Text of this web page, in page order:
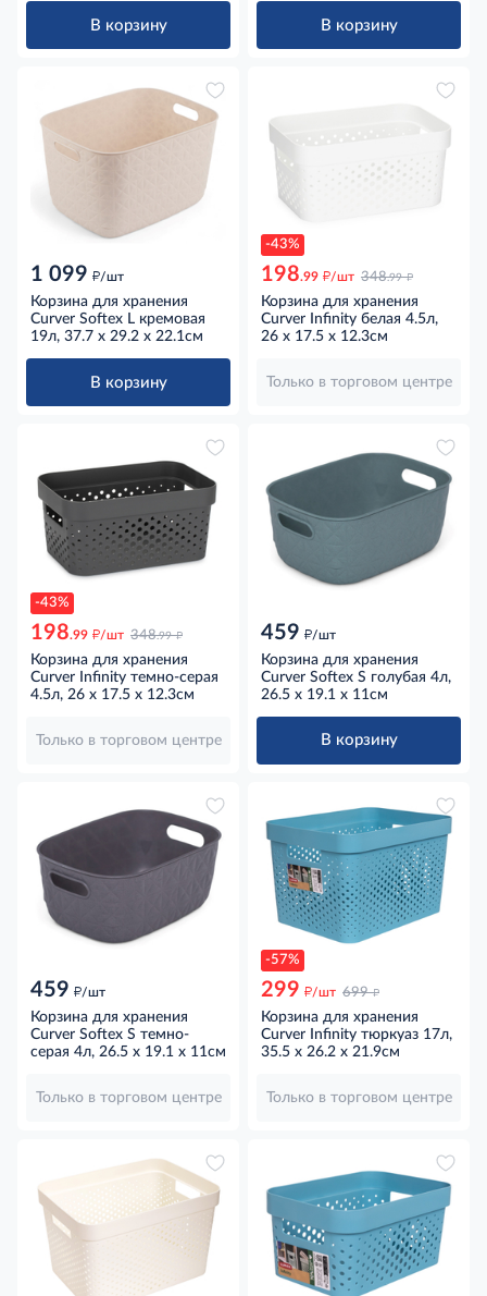
В корзину В корзину
1 099 д/шт
Корзина для хранения
Curver Softex L кремовая
19л, 37.7 x 29.2 x 22.1см
В корзину
-43%
198.99 д/шт 348.99 д
Корзина для хранения
Curver Infinity белая 4.5л,
26 x 17.5 x 12.3см
Только в торговом центре
-43%
198.99 д/шт 348.99 д
Корзина для хранения
Curver Infinity темно-серая
4.5л, 26 x 17.5 x 12.3см
Только в торговом центре
459 д/шт
Корзина для хранения
Curver Softex S голубая 4л,
26.5 x 19.1 x 11см
В корзину
459 д/шт
Корзина для хранения
Curver Softex S темно-
серая 4л, 26.5 x 19.1 x 11см
Только в торговом центре
-57%
299 д/шт 699 д
Корзина для хранения
Curver Infinity тюркуаз 17л,
35.5 x 26.2 x 21.9см
Только в торговом центре